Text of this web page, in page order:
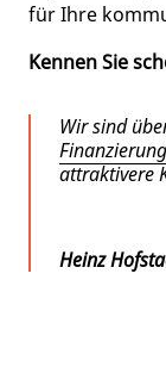
für Ihre
Kennen Sie
Wir sind
attraktivere
Heinz